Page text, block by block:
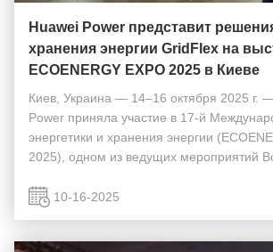
Huawei Power представит
хранения энергии GridFlex на
ECOENERGY EXPO 2025 в Киеве
Киев, Украина — 14–16 октября 2025 г.
Power приняла участие в 17-й
энергетики и хранения энергии
2025), одном из ведущих мероприятий
Компания представила свои Гибридные
10-16-2025